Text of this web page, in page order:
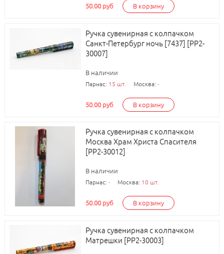
50.00 руб В корзину
Ручка сувенирная с колпачком
Санкт-Петербург ночь [7437] [РР2-
30007]
В наличии
Парнас: 15 шт. Москва: -
50.00 руб В корзину
Ручка сувенирная с колпачком
Москва Храм Христа Спасителя
[РР2-30012]
В наличии
Парнас: - Москва: 10 шт.
50.00 руб В корзину
Ручка сувенирная с колпачком
Матрешки [РР2-30003]